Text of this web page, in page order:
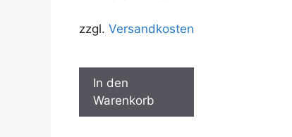
zzgl. Versandkosten
In den
Warenkorb